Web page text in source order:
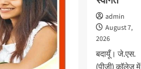
admin
August 7,
2026
बदायूँ। जे.एस.
(पीजी) कॉलेज में